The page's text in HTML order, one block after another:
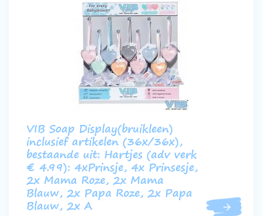
VIB Soap Display(bruikleen)
inclusief artikelen (36x/36x),
bestaande uit: Hartjes (adv verk
€ 4.99): 4xPrinsje, 4x Prinsesje,
2x Mama Roze, 2x Mama
Blauw, 2x Papa Roze, 2x Papa
Blauw, 2x A